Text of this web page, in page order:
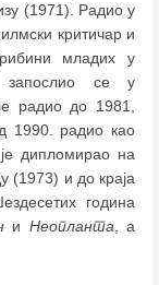
(1971). Радио у
критичар и
младих у
се у
радио до 1981,
1990. радио као
је дипломирао на
(1973) и до краја
година
и Неопланта, а